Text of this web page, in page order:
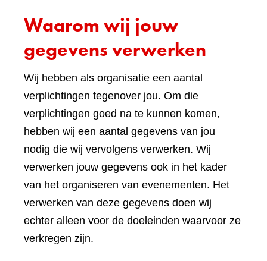
Waarom wij jouw
gegevens verwerken
Wij hebben als organisatie een aantal
verplichtingen tegenover jou. Om die
verplichtingen goed na te kunnen komen,
hebben wij een aantal gegevens van jou
nodig die wij vervolgens verwerken. Wij
verwerken jouw gegevens ook in het kader
van het organiseren van evenementen. Het
verwerken van deze gegevens doen wij
echter alleen voor de doeleinden waarvoor ze
verkregen zijn.